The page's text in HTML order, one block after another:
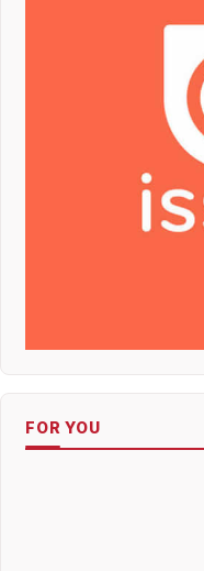
FOR YOU